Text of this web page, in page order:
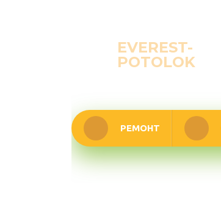
EVEREST-
POTOLOK
РЕМОНТ